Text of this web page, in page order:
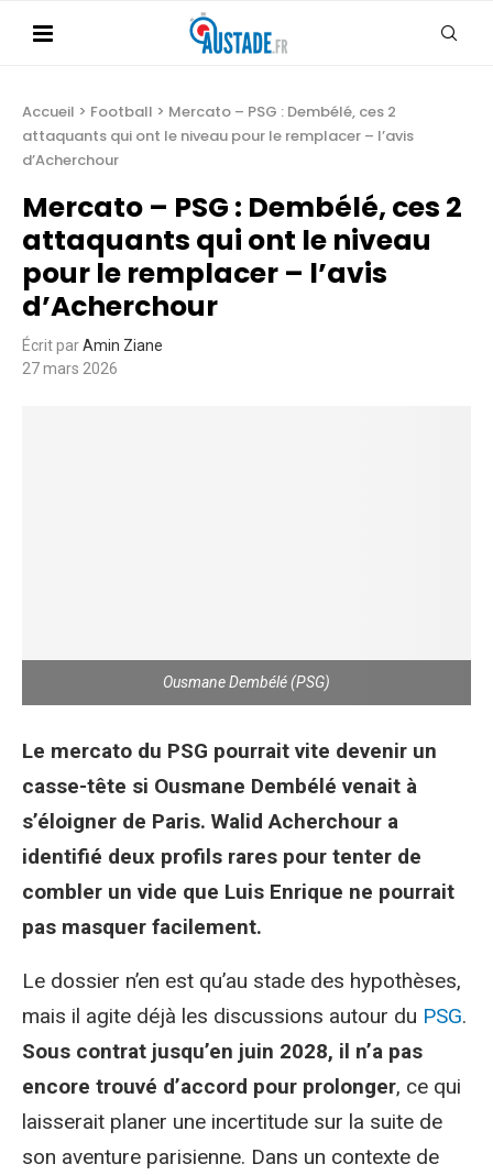
Accueil > Football > Mercato – PSG : Dembélé, ces 2
attaquants qui ont le niveau pour le remplacer – l’avis
d’Acherchour
Mercato – PSG : Dembélé, ces 2
attaquants qui ont le niveau
pour le remplacer – l’avis
d’Acherchour
Écrit parAmin Ziane
27 mars 2026
Ousmane Dembélé (PSG)
Le mercato du PSG pourrait vite devenir un
casse-tête si Ousmane Dembélé venait à
s’éloigner de Paris. Walid Acherchour a
identifié deux profils rares pour tenter de
combler un vide que Luis Enrique ne pourrait
pas masquer facilement.
Le dossier n’en est qu’au stade des hypothèses,
mais il agite déjà les discussions autour du PSG.
Sous contrat jusqu’en juin 2028, il n’a pas
encore trouvé d’accord pour prolonger, ce qui
laisserait planer une incertitude sur la suite de
son aventure parisienne. Dans un contexte de